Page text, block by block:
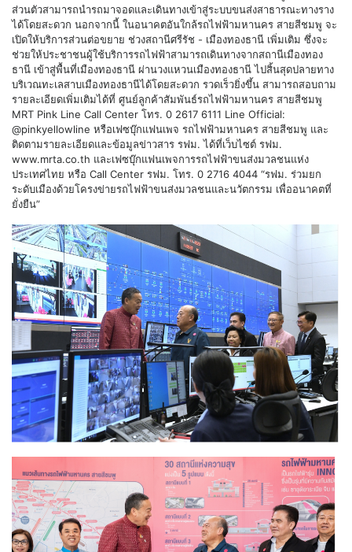
ส่วนตัวสามารถนำรถมาจอดและเดินทางเข้าสู่ระบบขนส่งสาธารณะทางราง
ได้โดยสะดวก นอกจากนี้ ในอนาคตอันใกล้รถไฟฟ้ามหานคร สายสีชมพู จะ
เปิดให้บริการส่วนต่อขยาย ช่วงสถานีศรีรัช - เมืองทองธานี เพิ่มเติม ซึ่งจะ
ช่วยให้ประชาชนผู้ใช้บริการรถไฟฟ้าสามารถเดินทางจากสถานีเมืองทอง
ธานี เข้าสู่พื้นที่เมืองทองธานี ผ่านวงแหวนเมืองทองธานี ไปสิ้นสุดปลายทาง
บริเวณทะเลสาบเมืองทองธานีได้โดยสะดวก รวดเร็วยิ่งขึ้น สามารถสอบถาม
รายละเอียดเพิ่มเติมได้ที่ ศูนย์ลูกค้าสัมพันธ์รถไฟฟ้ามหานคร สายสีชมพู
MRT Pink Line Call Center โทร. 0 2617 6111 Line Official:
@pinkyellowline หรือเฟซบุ๊กแฟนเพจ รถไฟฟ้ามหานคร สายสีชมพู และ
ติดตามรายละเอียดและข้อมูลข่าวสาร รฟม. ได้ที่เว็บไซต์ รฟม.
www.mrta.co.th และเฟซบุ๊กแฟนเพจการรถไฟฟ้าขนส่งมวลชนแห่ง
ประเทศไทย หรือ Call Center รฟม. โทร. 0 2716 4044 “รฟม. ร่วมยก
ระดับเมืองด้วยโครงข่ายรถไฟฟ้าขนส่งมวลชนและนวัตกรรม เพื่ออนาคตที่
ยั่งยืน”